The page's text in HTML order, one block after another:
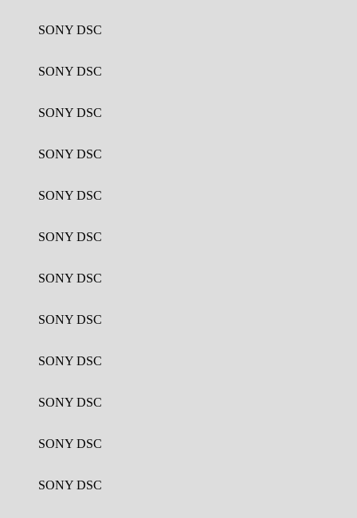
SONY DSC
SONY DSC
SONY DSC
SONY DSC
SONY DSC
SONY DSC
SONY DSC
SONY DSC
SONY DSC
SONY DSC
SONY DSC
SONY DSC